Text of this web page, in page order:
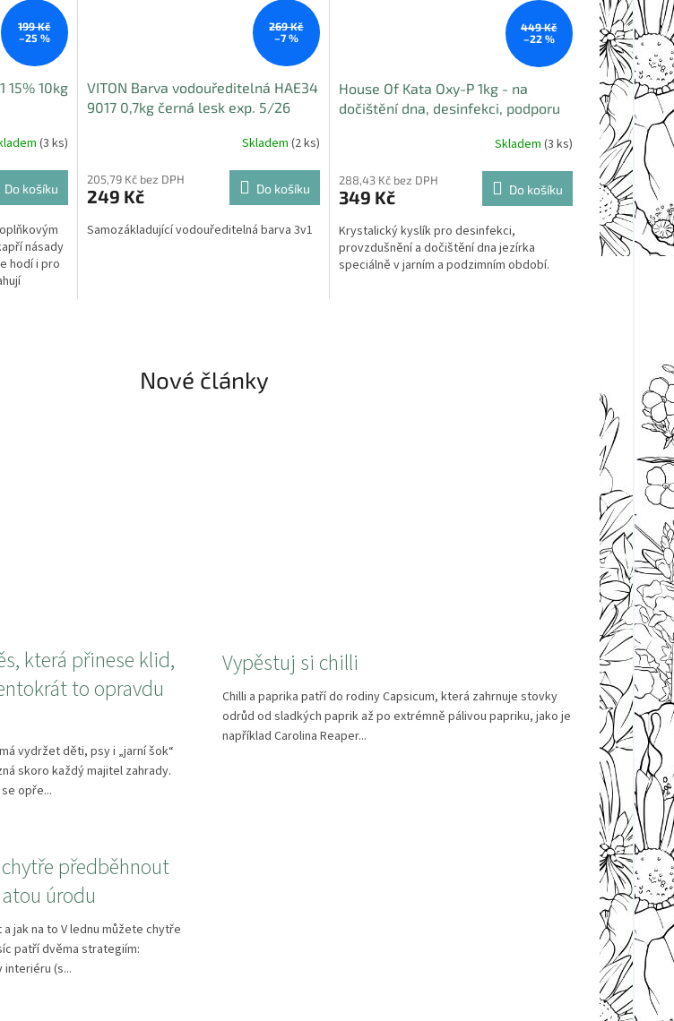
199 Kč
–25 %
15% 10kg
(3 ks)
Do košíku
násady
hodí i pro
269 Kč
–7 %
VITON Barva vodouředitelná HAE34
9017 0,7kg černá lesk exp. 5/26
Skladem (2 ks)
205,79 Kč bez DPH
249 Kč Do košíku
Samozákladující vodouředitelná barva 3v1
449 Kč
–22 %
House Of Kata Oxy-P 1kg - na
dočištění dna, desinfekci, podporu
Skladem (3 ks)
288,43 Kč bez DPH
349 Kč Do košíku
Krystalický kyslík pro desinfekci,
provzdušnění a dočištění dna jezírka
speciálně v jarním a podzimním období.
Nové články
která přinese klid,
to opravdu
vydržet děti, psy i „jarní šok“
skoro každý majitel zahrady.
opře...
Vypěstuj si chilli
Chilli a paprika patří do rodiny Capsicum, která zahrnuje stovky
odrůd od sladkých paprik až po extrémně pálivou papriku, jako je
například Carolina Reaper...
předběhnout
úrodu
jak na to V lednu můžete chytře
patří dvěma strategiím:
(s...